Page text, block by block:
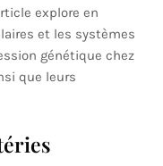
explore en
et les systèmes
génétique chez
que leurs